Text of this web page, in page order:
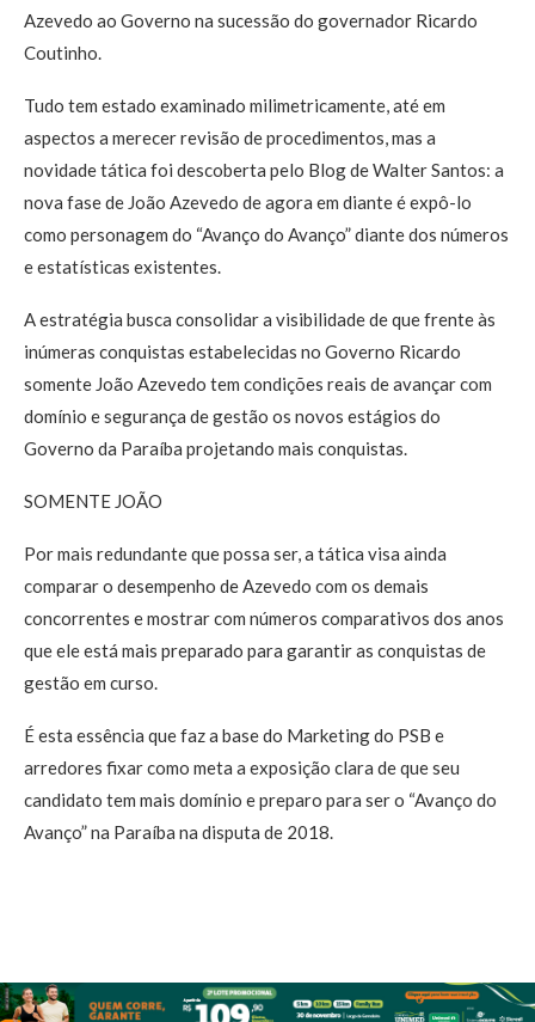
Azevedo ao Governo na sucessão do governador Ricardo
Coutinho.
Tudo tem estado examinado milimetricamente, até em
aspectos a merecer revisão de procedimentos, mas a
novidade tática foi descoberta pelo Blog de Walter Santos: a
nova fase de João Azevedo de agora em diante é expô-lo
como personagem do “Avanço do Avanço” diante dos números
e estatísticas existentes.
A estratégia busca consolidar a visibilidade de que frente às
inúmeras conquistas estabelecidas no Governo Ricardo
somente João Azevedo tem condições reais de avançar com
domínio e segurança de gestão os novos estágios do
Governo da Paraíba projetando mais conquistas.
SOMENTE JOÃO
Por mais redundante que possa ser, a tática visa ainda
comparar o desempenho de Azevedo com os demais
concorrentes e mostrar com números comparativos dos anos
que ele está mais preparado para garantir as conquistas de
gestão em curso.
É esta essência que faz a base do Marketing do PSB e
arredores fixar como meta a exposição clara de que seu
candidato tem mais domínio e preparo para ser o “Avanço do
Avanço” na Paraíba na disputa de 2018.